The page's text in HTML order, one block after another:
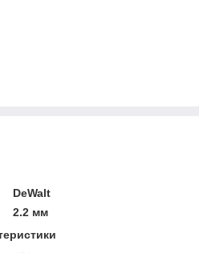
DeWalt
2.2 мм